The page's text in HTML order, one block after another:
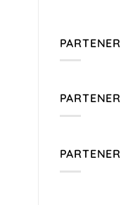
PARTENER
PARTENER
PARTENER